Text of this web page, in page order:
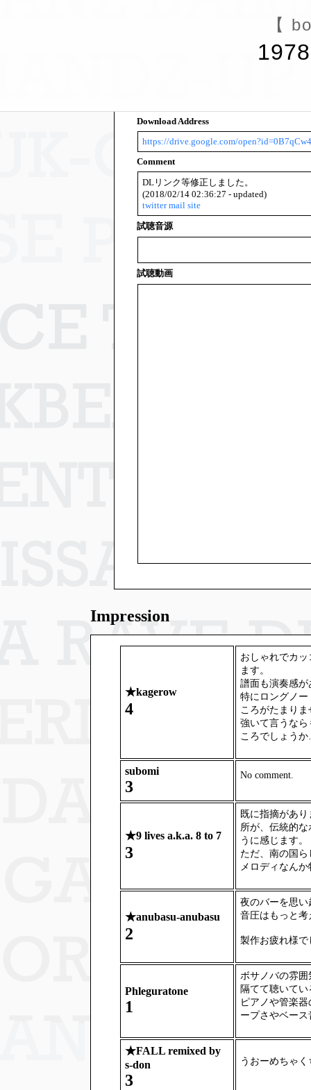
【
Download Address
https://drive.google.com/
Comment
DLリンク等修正しました。
(2018/02/14 02:36:27 - updated)
twitter mail site
試聴音源
試聴動画
Impression
★kagerow
4
おしゃれでカ
ます。
譜面も演奏感
特にロングノ
ころがたまりま
強いて言うな
ころでしょう
subomi
3
No comment.
★9 lives a.k.a. 8 to 7
3
既に指摘があ
所が、伝統的
うに感じます。
ただ、南の国
メロディなん
★anubasu-anubasu
2
夜のバーを思
音圧はもっと
製作お疲れ様で
Phleguratone
1
ボサノバの雰
隔てて聴いて
ピアノや管楽
ープさやベー
★FALL remixed by
s-don
3
うおーめちゃ